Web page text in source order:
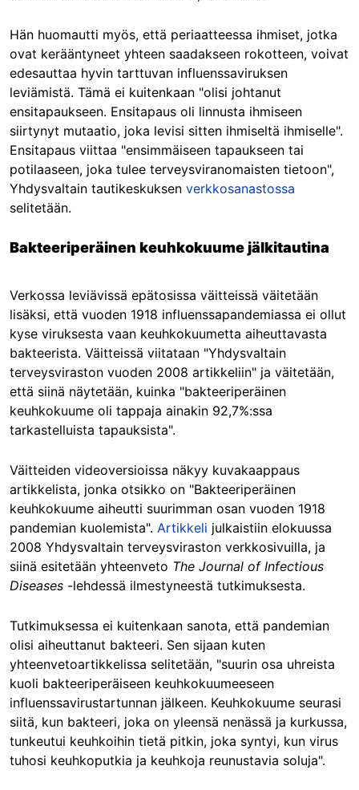
Hän huomautti myös, että periaatteessa ihmiset, jotka
ovat kerääntyneet yhteen saadakseen rokotteen, voivat
edesauttaa hyvin tarttuvan influenssaviruksen
leviämistä. Tämä ei kuitenkaan "olisi johtanut
ensitapaukseen. Ensitapaus oli linnusta ihmiseen
siirtynyt mutaatio, joka levisi sitten ihmiseltä ihmiselle".
Ensitapaus viittaa "ensimmäiseen tapaukseen tai
potilaaseen, joka tulee terveysviranomaisten tietoon",
Yhdysvaltain tautikeskuksen verkkosanastossa
selitetään.
Bakteeriperäinen keuhkokuume jälkitautina
Verkossa leviävissä epätosissa väitteissä väitetään
lisäksi, että vuoden 1918 influenssapandemiassa ei ollut
kyse viruksesta vaan keuhkokuumetta aiheuttavasta
bakteerista. Väitteissä viitataan "Yhdysvaltain
terveysviraston vuoden 2008 artikkeliin" ja väitetään,
että siinä näytetään, kuinka "bakteeriperäinen
keuhkokuume oli tappaja ainakin 92,7%:ssa
tarkastelluista tapauksista".
Väitteiden videoversioissa näkyy kuvakaappaus
artikkelista, jonka otsikko on "Bakteeriperäinen
keuhkokuume aiheutti suurimman osan vuoden 1918
pandemian kuolemista". Artikkeli julkaistiin elokuussa
2008 Yhdysvaltain terveysviraston verkkosivuilla, ja
siinä esitetään yhteenveto The Journal of Infectious
Diseases -lehdessä ilmestyneestä tutkimuksesta.
Tutkimuksessa ei kuitenkaan sanota, että pandemian
olisi aiheuttanut bakteeri. Sen sijaan kuten
yhteenvetoartikkelissa selitetään, "suurin osa uhreista
kuoli bakteeriperäiseen keuhkokuumeeseen
influenssavirustartunnan jälkeen. Keuhkokuume seurasi
siitä, kun bakteeri, joka on yleensä nenässä ja kurkussa,
tunkeutui keuhkoihin tietä pitkin, joka syntyi, kun virus
tuhosi keuhkoputkia ja keuhkoja reunustavia soluja".